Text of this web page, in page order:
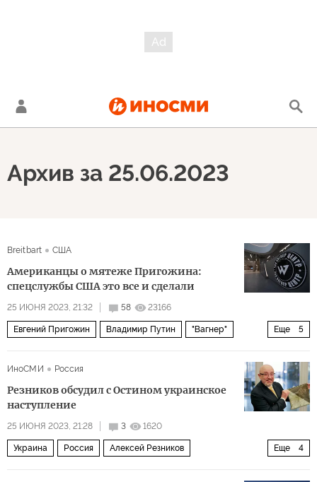
Архив за 25.06.2023
Breitbart США
Американцы о мятеже Пригожина:
спецслужбы США это все и сделали
25 ИЮНЯ 2023, 21:32 58 23166
Еще 5
Евгений Пригожин Владимир Путин "Вагнер"
ИноСМИ Россия
Резников обсудил с Остином украинское
наступление
25 ИЮНЯ 2023, 21:28 3 1620
Еще 4
Украина Россия Алексей Резников